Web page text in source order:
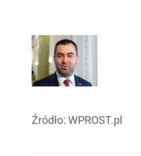
Źródło: WPROST.pl